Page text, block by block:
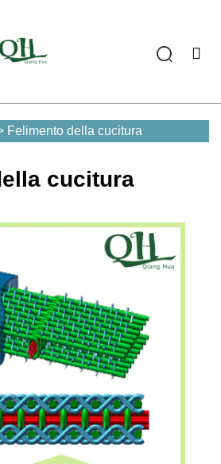
Felimento della cucitura
cucitura